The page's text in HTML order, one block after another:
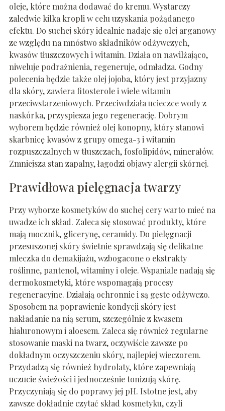
oleje, które można dodawać do kremu. Wystarczy
zaledwie kilka kropli w celu uzyskania pożądanego
efektu. Do suchej skóry idealnie nadaje się olej arganowy
ze względu na mnóstwo składników odżywczych,
kwasów tłuszczowych i witamin. Działa on nawilżająco,
niweluje podrażnienia, regeneruje, odmładza. Godny
polecenia będzie także olej jojoba, który jest przyjazny
dla skóry, zawiera fitosterole i wiele witamin
przeciwstarzeniowych. Przeciwdziała ucieczce wody z
naskórka, przyspiesza jego regenerację. Dobrym
wyborem będzie również olej konopny, który stanowi
skarbnicę kwasów z grupy omega-3 i witamin
rozpuszczalnych w tłuszczach, fosfolipidów, minerałów.
Zmniejsza stan zapalny, łagodzi objawy alergii skórnej.
Prawidłowa pielęgnacja twarzy
Przy wyborze kosmetyków do suchej cery warto mieć na
uwadze ich skład. Zaleca się stosować produkty, które
mają mocznik, glicerynę, ceramidy. Do pielęgnacji
przesuszonej skóry świetnie sprawdzają się delikatne
mleczka do demakijażu, wzbogacone o ekstrakty
roślinne, pantenol, witaminy i oleje. Wspaniale nadają się
dermokosmetyki, które wspomagają procesy
regeneracyjne. Działają ochronnie i są gęste odżywczo.
Sposobem na poprawienie kondycji skóry jest
nakładanie na nią serum, szczególnie z kwasem
hialuronowym i aloesem. Zaleca się również regularne
stosowanie maski na twarz, oczywiście zawsze po
dokładnym oczyszczeniu skóry, najlepiej wieczorem.
Przydadzą się również hydrolaty, które zapewniają
uczucie świeżości i jednocześnie tonizują skórę.
Przyczyniają się do poprawy jej pH. Istotne jest, aby
zawsze dokładnie czytać skład kosmetyku, czyli